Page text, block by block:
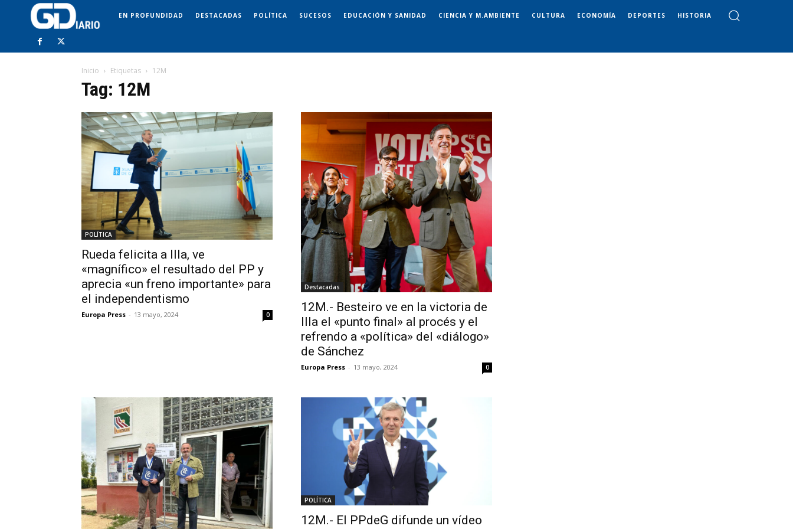
EN PROFUNDIDAD DESTACADAS POLÍTICA SUCESOS EDUCACIÓN Y SANIDAD CIENCIA Y M.AMBIENTE CULTURA ECONOMÍA DEPORTES HISTORIA
Inicio Etiquetas 12M
Tag: 12M
POLÍTICA
Rueda felicita a Illa, ve
«magnífico» el resultado del PP y
aprecia «un freno importante» para
el independentismo
Europa Press - 13 mayo, 2024 0
Destacadas
12M.- Besteiro ve en la victoria de
Illa el «punto final» al procés y el
refrendo a «política» del «diálogo»
de Sánchez
Europa Press - 13 mayo, 2024 0
POLÍTICA
12M.- El PPdeG difunde un vídeo